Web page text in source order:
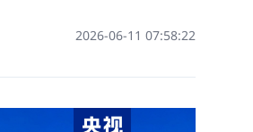
07:58:22 2026-06-11